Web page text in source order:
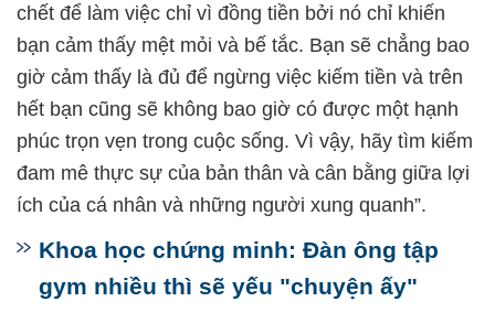
chết để làm việc chỉ vì đồng tiền bởi nó chỉ khiến
bạn cảm thấy mệt mỏi và bế tắc. Bạn sẽ chẳng bao
giờ cảm thấy là đủ để ngừng việc kiếm tiền và trên
hết bạn cũng sẽ không bao giờ có được một hạnh
phúc trọn vẹn trong cuộc sống. Vì vậy, hãy tìm kiếm
đam mê thực sự của bản thân và cân bằng giữa lợi
ích của cá nhân và những người xung quanh”.
Khoa học chứng minh: Đàn ông tập
gym nhiều thì sẽ yếu "chuyện ấy"